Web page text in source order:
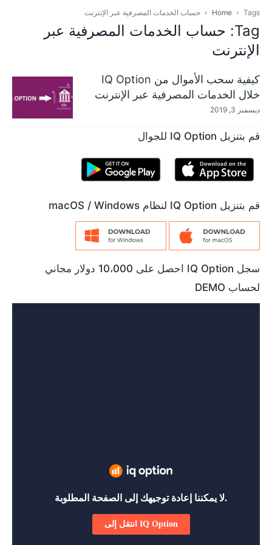
Home Tags حساب الخدمات المصرفية عبر الإنترنت
Tag: حساب الخدمات المصرفية عبر
الإنترنت
كيفية سحب الأموال من IQ Option
خلال الخدمات المصرفية عبر الإنترنت
ديسمبر 3, 2019
قم بتنزيل IQ Option للجوال
قم بتنزيل IQ Option لنظام macOS / Windows
سجل IQ Option احصل على 10،000 دولار مجاني
لحساب DEMO